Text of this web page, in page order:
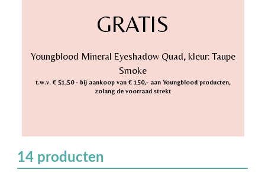
GRATIS
Youngblood Mineral Eyeshadow Quad, kleur: Taupe
Smoke
t.w.v. € 51,50 - bij aankoop van € 150,- aan Youngblood producten,
zolang de voorraad strekt
14producten